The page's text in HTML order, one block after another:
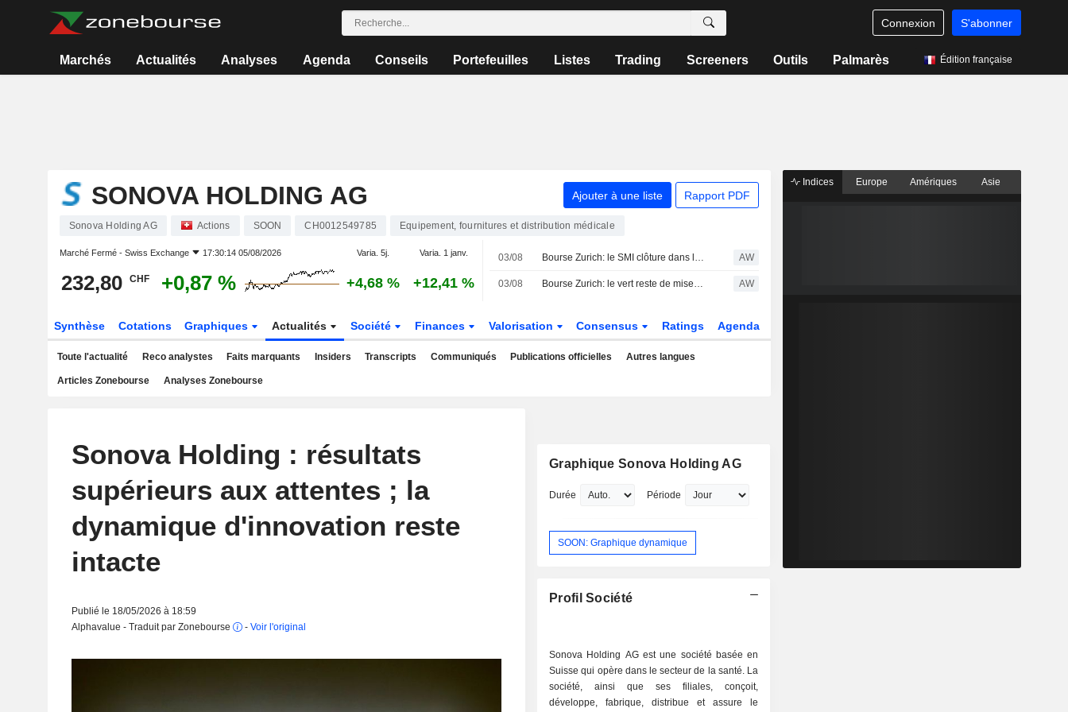
Connexion S'abonner
Marchés Actualités Analyses Agenda Conseils Portefeuilles Listes Trading Screeners Outils Palmarès Édition française
SONOVA HOLDING AG Ajouter à une liste Rapport PDF
Sonova Holding AG Actions SOON CH0012549785 Equipement, fournitures et distribution médicale
Marché Fermé - Swiss Exchange 17:30:14 05/08/2026 Varia. 5j. Varia. 1 janv.
232,80 CHF +0,87 % +4,68 % +12,41 %
03/08 Bourse Zurich: le SMI clôture dans le vert, dopé par la chute du pétrole AW
03/08 Bourse Zurich: le vert reste de mise avec l'espoir d'accalmie au Moyen-Orient AW
Synthèse Cotations Graphiques Actualités Société Finances Valorisation Consensus Ratings Agenda
Toute l'actualité Reco analystes Faits marquants Insiders Transcripts Communiqués Publications officielles Autres langues
Articles Zonebourse Analyses Zonebourse
Sonova Holding : résultats
supérieurs aux attentes ; la
dynamique d'innovation reste
intacte
Publié le 18/05/2026 à 18:59
Alphavalue - Traduit par Zonebourse
- Voir l'original
Graphique Sonova Holding AG
Durée Période
SOON: Graphique dynamique
Profil Société
Sonova Holding AG est une société basée en
Suisse qui opère dans le secteur de la santé. La
société, ainsi que ses filiales, conçoit,
développe, fabrique, distribue et assure le
Indices Europe Amériques Asie